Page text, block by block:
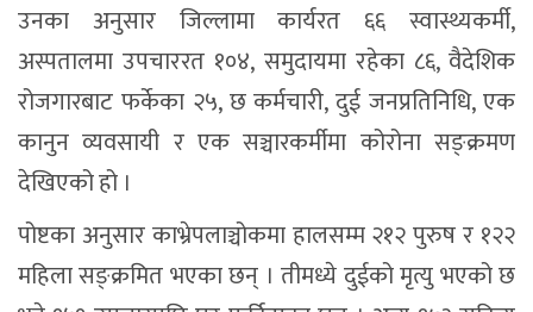
उनका अनुसार जिल्लामा कार्यरत ६६ स्वास्थ्यकर्मी,
अस्पतालमा उपचाररत १०४, समुदायमा रहेका ८६, वैदेशिक
रोजगारबाट फर्केका २५, छ कर्मचारी, दुई जनप्रतिनिधि, एक
कानुन व्यवसायी र एक सञ्चारकर्मीमा कोरोना सङ्क्रमण
देखिएको हो ।
पोष्टका अनुसार काभ्रेपलाञ्चोकमा हालसम्म २१२ पुरुष र १२२
महिला सङ्क्रमित भएका छन् । तीमध्ये दुईको मृत्यु भएको छ